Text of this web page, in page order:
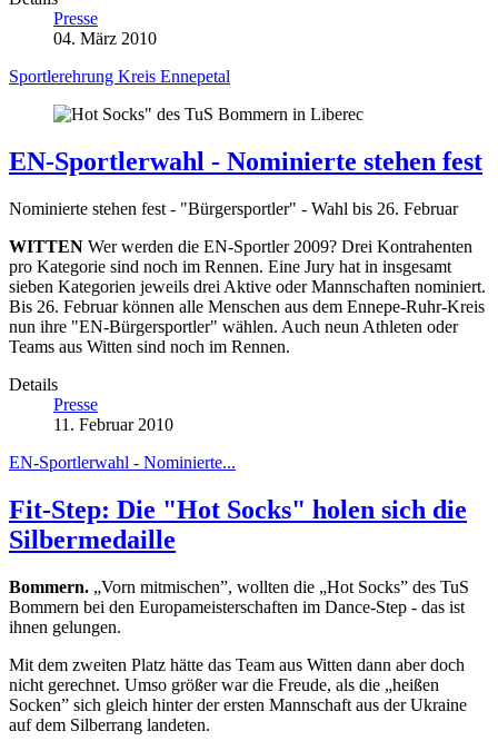
Presse
04. März 2010
Sportlerehrung Kreis Ennepetal
EN-Sportlerwahl - Nominierte stehen fest
Nominierte stehen fest - "Bürgersportler" - Wahl bis 26. Februar
WITTEN Wer werden die EN-Sportler 2009? Drei Kontrahenten
pro Kategorie sind noch im Rennen. Eine Jury hat in insgesamt
sieben Kategorien jeweils drei Aktive oder Mannschaften nominiert.
Bis 26. Februar können alle Menschen aus dem Ennepe-Ruhr-Kreis
nun ihre "EN-Bürgersportler" wählen. Auch neun Athleten oder
Teams aus Witten sind noch im Rennen.
Details
Presse
11. Februar 2010
EN-Sportlerwahl - Nominierte...
Fit-Step: Die "Hot Socks" holen sich die
Silbermedaille
Bommern. „Vorn mitmischen”, wollten die „Hot Socks” des TuS
Bommern bei den Europameisterschaften im Dance-Step - das ist
ihnen gelungen.
Mit dem zweiten Platz hätte das Team aus Witten dann aber doch
nicht gerechnet. Umso größer war die Freude, als die „heißen
Socken” sich gleich hinter der ersten Mannschaft aus der Ukraine
auf dem Silberrang landeten.